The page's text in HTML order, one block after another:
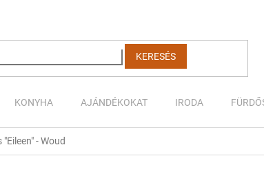
KERESÉS
KONYHA AJÁNDÉKOKAT IRODA
"Eileen" - Woud